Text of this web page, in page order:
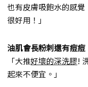
也有皮膚吸飽水的感覺
很好用！」
油肌會長粉刺還有痘痘
「大推好壞的深洗膠!
起來不便宜。」